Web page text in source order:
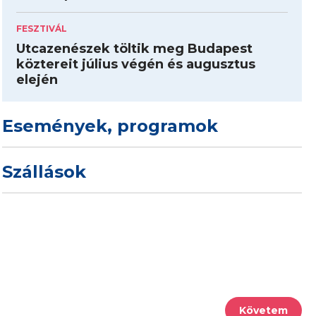
FESZTIVÁL
Utcazenészek töltik meg Budapest
köztereit július végén és augusztus
elején
Események, programok
Szállások
Követem